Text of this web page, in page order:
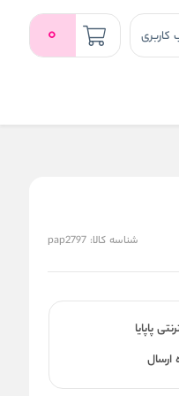
کاربری 0
شناسه کالا: pap2797
پاپایا
ارسال